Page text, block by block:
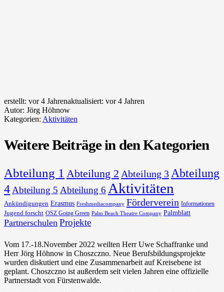
erstellt: vor 4 Jahrenaktualisiert: vor 4 Jahren
Autor: Jörg Höhnow
Kategorien: Aktivitäten
Weitere Beiträge in den Kategorien
Abteilung 1 Abteilung 2 Abteilung 3 Abteilung
4 Abteilung 5 Abteilung 6 Aktivitäten
Ankündigungen Erasmus Freshmediacompany Förderverein Informationen
Jugend forscht OSZ Going Green Palm Beach Theatre Company Palmblatt
Partnerschulen Projekte
Vom 17.-18.November 2022 weilten Herr Uwe Schaffranke und
Herr Jörg Höhnow in Choszczno. Neue Berufsbildungsprojekte
wurden diskutiert und eine Zusammenarbeit auf Kreisebene ist
geplant. Choszczno ist außerdem seit vielen Jahren eine offizielle
Partnerstadt von Fürstenwalde.